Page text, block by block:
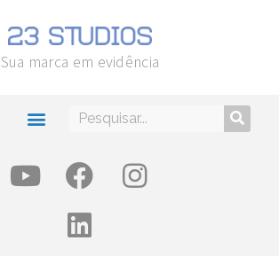
Sua marca em evidência